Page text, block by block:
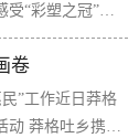
“彩塑之冠”的
中秋遇见&...
卷
”工作近日莽格
莽格吐乡携手